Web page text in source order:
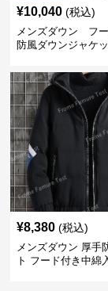
¥10,040 (税込)
メンズダウン フ
防風ダウンジャケ
¥8,380 (税込)
メンズダウン 厚手
ト フード付き中綿